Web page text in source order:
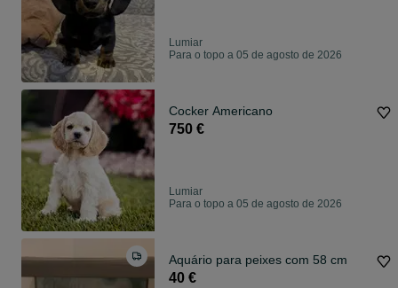
Lumiar
Para o topo a 05 de agosto de 2026
Cocker Americano
750 €
Lumiar
Para o topo a 05 de agosto de 2026
Aquário para peixes com 58 cm
40 €